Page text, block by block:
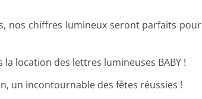
nos chiffres lumineux seront parfaits pour
location des lettres lumineuses BABY !
un incontournable des fêtes réussies !